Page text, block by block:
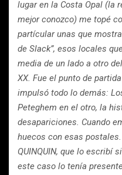
lugar en la Costa Opal (la
mejor conozco) me topé
partícular unas que
de Slack”, esos locales
media de un lado a otro
XX. Fue el punto de
impulsó todo lo demás:
Peteghem en el otro, la
desapariciones. Cuando
huecos con esas
QUINQUIN, que lo escribí
este caso lo tenía